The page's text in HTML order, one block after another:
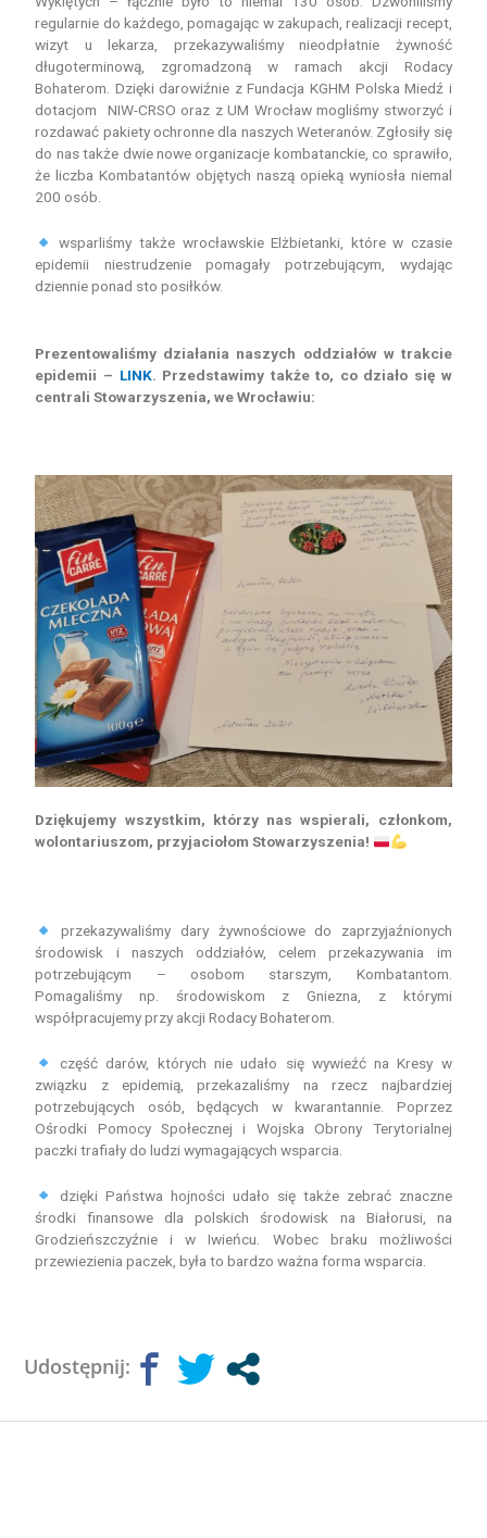
regularnie do każdego, pomagając w zakupach, realizacji recept,
wizyt u lekarza, przekazywaliśmy nieodpłatnie żywność
długoterminową, zgromadzoną w ramach akcji Rodacy
Bohaterom. Dzięki darowiźnie z Fundacja KGHM Polska Miedź i
dotacjom NIW-CRSO oraz z UM Wrocław mogliśmy stworzyć i
rozdawać pakiety ochronne dla naszych Weteranów. Zgłosiły się
do nas także dwie nowe organizacje kombatanckie, co sprawiło,
że liczba Kombatantów objętych naszą opieką wyniosła niemal
200 osób.
wsparliśmy także wrocławskie Elżbietanki, które w czasie
epidemii niestrudzenie pomagały potrzebującym, wydając
dziennie ponad sto posiłków.
Prezentowaliśmy działania naszych oddziałów w trakcie
epidemii – LINK. Przedstawimy także to, co działo się w
centrali Stowarzyszenia, we Wrocławiu:
Dziękujemy wszystkim, którzy nas wspierali, członkom,
wolontariuszom, przyjaciołom Stowarzyszenia!
przekazywaliśmy dary żywnościowe do zaprzyjaźnionych
środowisk i naszych oddziałów, celem przekazywania im
potrzebującym – osobom starszym, Kombatantom.
Pomagaliśmy np. środowiskom z Gniezna, z którymi
współpracujemy przy akcji Rodacy Bohaterom.
część darów, których nie udało się wywieźć na Kresy w
związku z epidemią, przekazaliśmy na rzecz najbardziej
potrzebujących osób, będących w kwarantannie. Poprzez
Ośrodki Pomocy Społecznej i Wojska Obrony Terytorialnej
paczki trafiały do ludzi wymagających wsparcia.
dzięki Państwa hojności udało się także zebrać znaczne
środki finansowe dla polskich środowisk na Białorusi, na
Grodzieńszczyźnie i w Iwieńcu. Wobec braku możliwości
przewiezienia paczek, była to bardzo ważna forma wsparcia.
Udostępnij: